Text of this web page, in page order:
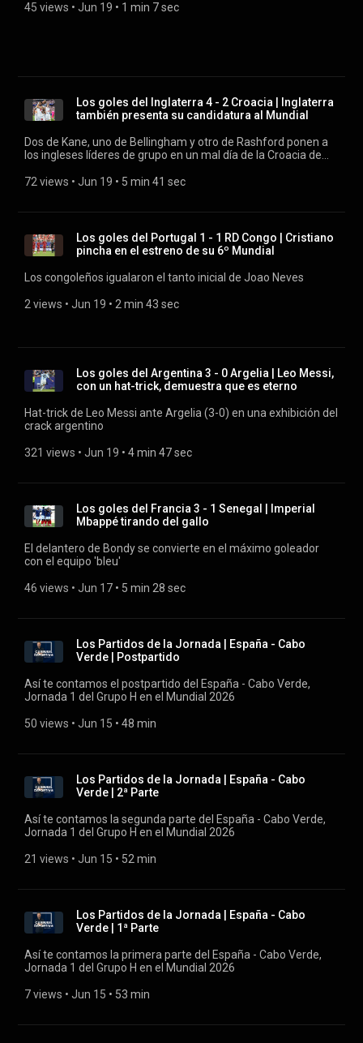
45 views • Jun 19 • 1 min 7 sec
Los goles del Inglaterra 4 - 2 Croacia | Inglaterra
también presenta su candidatura al Mundial
Dos de Kane, uno de Bellingham y otro de Rashford ponen a
los ingleses líderes de grupo en un mal día de la Croacia de
72 views • Jun 19 • 5 min 41 sec
Los goles del Portugal 1 - 1 RD Congo | Cristiano
pincha en el estreno de su 6º Mundial
Los congoleños igualaron el tanto inicial de Joao Neves
2 views • Jun 19 • 2 min 43 sec
Los goles del Argentina 3 - 0 Argelia | Leo Messi,
con un hat-trick, demuestra que es eterno
Hat-trick de Leo Messi ante Argelia (3-0) en una exhibición del
crack argentino
321 views • Jun 19 • 4 min 47 sec
Los goles del Francia 3 - 1 Senegal | Imperial
Mbappé tirando del gallo
El delantero de Bondy se convierte en el máximo goleador
con el equipo 'bleu'
46 views • Jun 17 • 5 min 28 sec
Los Partidos de la Jornada | España - Cabo
Verde | Postpartido
Así te contamos el postpartido del España - Cabo Verde,
Jornada 1 del Grupo H en el Mundial 2026
50 views • Jun 15 • 48 min
Los Partidos de la Jornada | España - Cabo
Verde | 2ª Parte
Así te contamos la segunda parte del España - Cabo Verde,
Jornada 1 del Grupo H en el Mundial 2026
21 views • Jun 15 • 52 min
Los Partidos de la Jornada | España - Cabo
Verde | 1ª Parte
Así te contamos la primera parte del España - Cabo Verde,
Jornada 1 del Grupo H en el Mundial 2026
7 views • Jun 15 • 53 min